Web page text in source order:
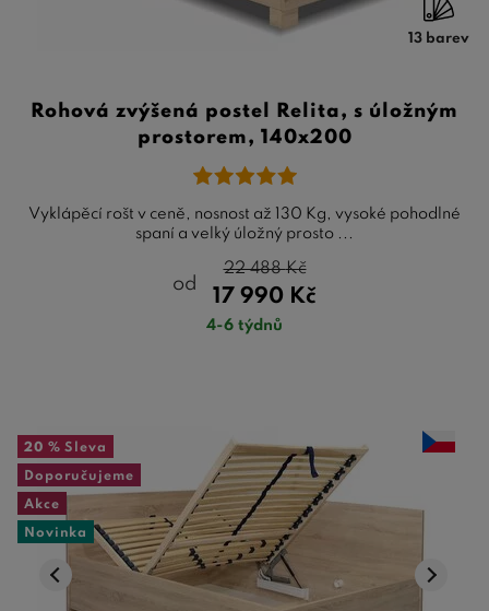
13 barev
Rohová zvýšená postel Relita, s úložným
prostorem, 140x200
Vyklápěcí rošt v ceně, nosnost až 130 Kg, vysoké pohodlné
spaní a velký úložný prosto ...
od
17 990 Kč
22 488Kč
4-6 týdnů
20 % Sleva
Doporučujeme
Akce
Novinka